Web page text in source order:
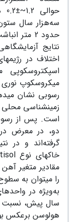
حوالی ~1.2
±
0.2
سه‌هزار سال
حدود 2
نتایج
اختلاف در
اسپکتروسکوپی
میکروسکوپ نوری
رسوبی نشان
زمین‏شناسی
است. پس از
دو، در معرض
گرفته‌اند و در
خاک‏های نوع
مقادیر متغیر
را می‏توان به
به‌ویژه در
سال پیش، نسبت
هولوسن برعکس